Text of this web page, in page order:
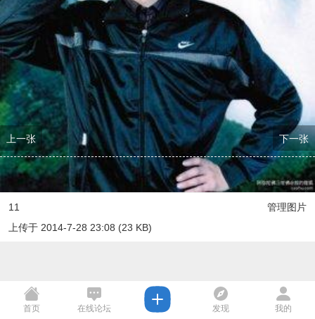
上一张 下一张
管理图片
11
上传于 2014-7-28 23:08 (23 KB)
首页 在线论坛 发现 我的